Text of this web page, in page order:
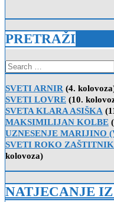
PRETRAŽI
Search
for:
SVETI ARNIR (4.
SVETI LOVRE (10.
SVETA KLARA ASIŠKA
MAKSIMILIJAN KOLBE
UZNESENJE MARIJINO
SVETI ROKO
kolovoza)
NATJECANJE